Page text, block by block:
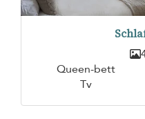
Queen-bett
Tv